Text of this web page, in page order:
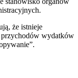
że istnieje
wydatków